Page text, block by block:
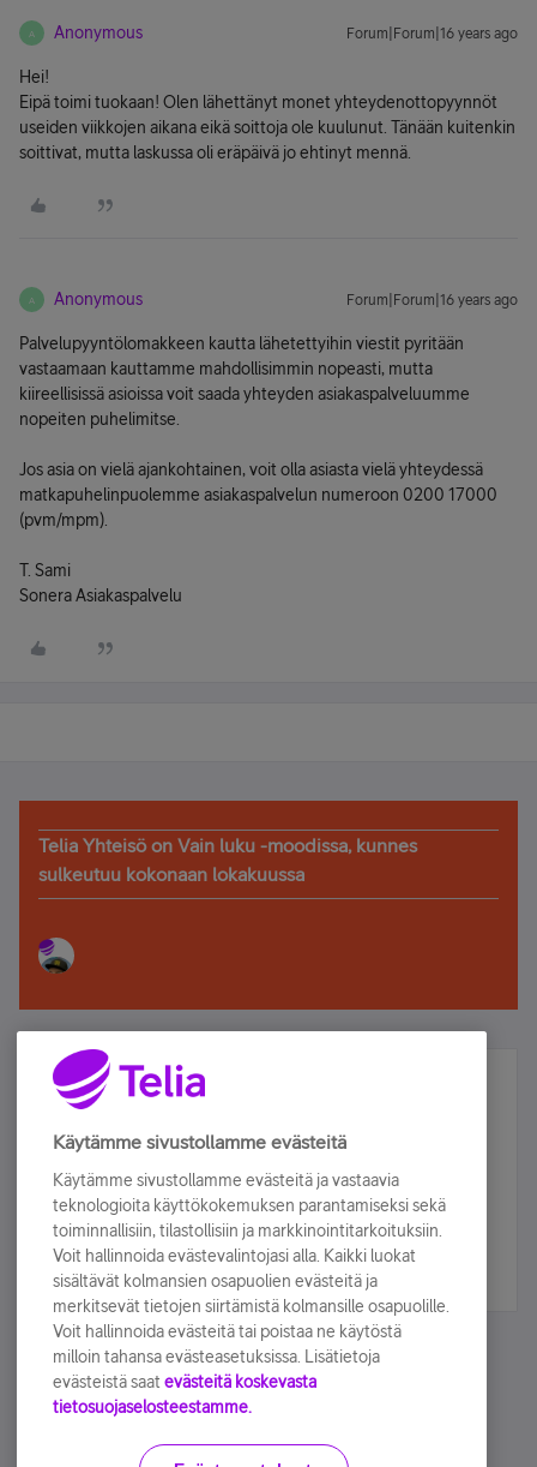
A Anonymous Forum|Forum|16 years ago
Hei!
Eipä toimi tuokaan! Olen lähettänyt monet yhteydenottopyynnöt
useiden viikkojen aikana eikä soittoja ole kuulunut. Tänään kuitenkin
soittivat, mutta laskussa oli eräpäivä jo ehtinyt mennä.
A Anonymous Forum|Forum|16 years ago
Palvelupyyntölomakkeen kautta lähetettyihin viestit pyritään
vastaamaan kauttamme mahdollisimmin nopeasti, mutta
kiireellisissä asioissa voit saada yhteyden asiakaspalveluumme
nopeiten puhelimitse.
Jos asia on vielä ajankohtainen, voit olla asiasta vielä yhteydessä
matkapuhelinpuolemme asiakaspalvelun numeroon 0200 17000
(pvm/mpm).
T. Sami
Sonera Asiakaspalvelu
Telia Yhteisö on Vain luku -moodissa, kunnes
sulkeutuu kokonaan lokakuussa
Älä jää paitsi – osallistu ja voita!
Tilaa Telian uutiskirje ja olet mukana arvonnassa.
sähköpostiisi.
Tilaa nyt
Käytämme sivustollamme evästeitä
Käytämme sivustollamme evästeitä ja vastaavia
teknologioita käyttökokemuksen parantamiseksi sekä
toiminnallisiin, tilastollisiin ja markkinointitarkoituksiin.
Voit hallinnoida evästevalintojasi alla. Kaikki luokat
sisältävät kolmansien osapuolien evästeitä ja
merkitsevät tietojen siirtämistä kolmansille osapuolille.
Voit hallinnoida evästeitä tai poistaa ne käytöstä
milloin tahansa evästeasetuksissa. Lisätietoja
evästeistä saat evästeitä koskevasta
tietosuojaselosteestamme.